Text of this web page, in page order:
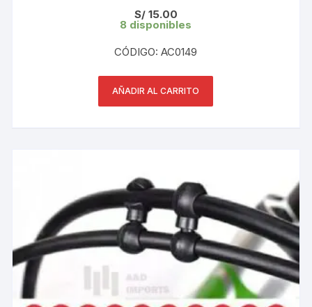
S/15.00
8 disponibles
CÓDIGO: AC0149
AÑADIR AL CARRITO